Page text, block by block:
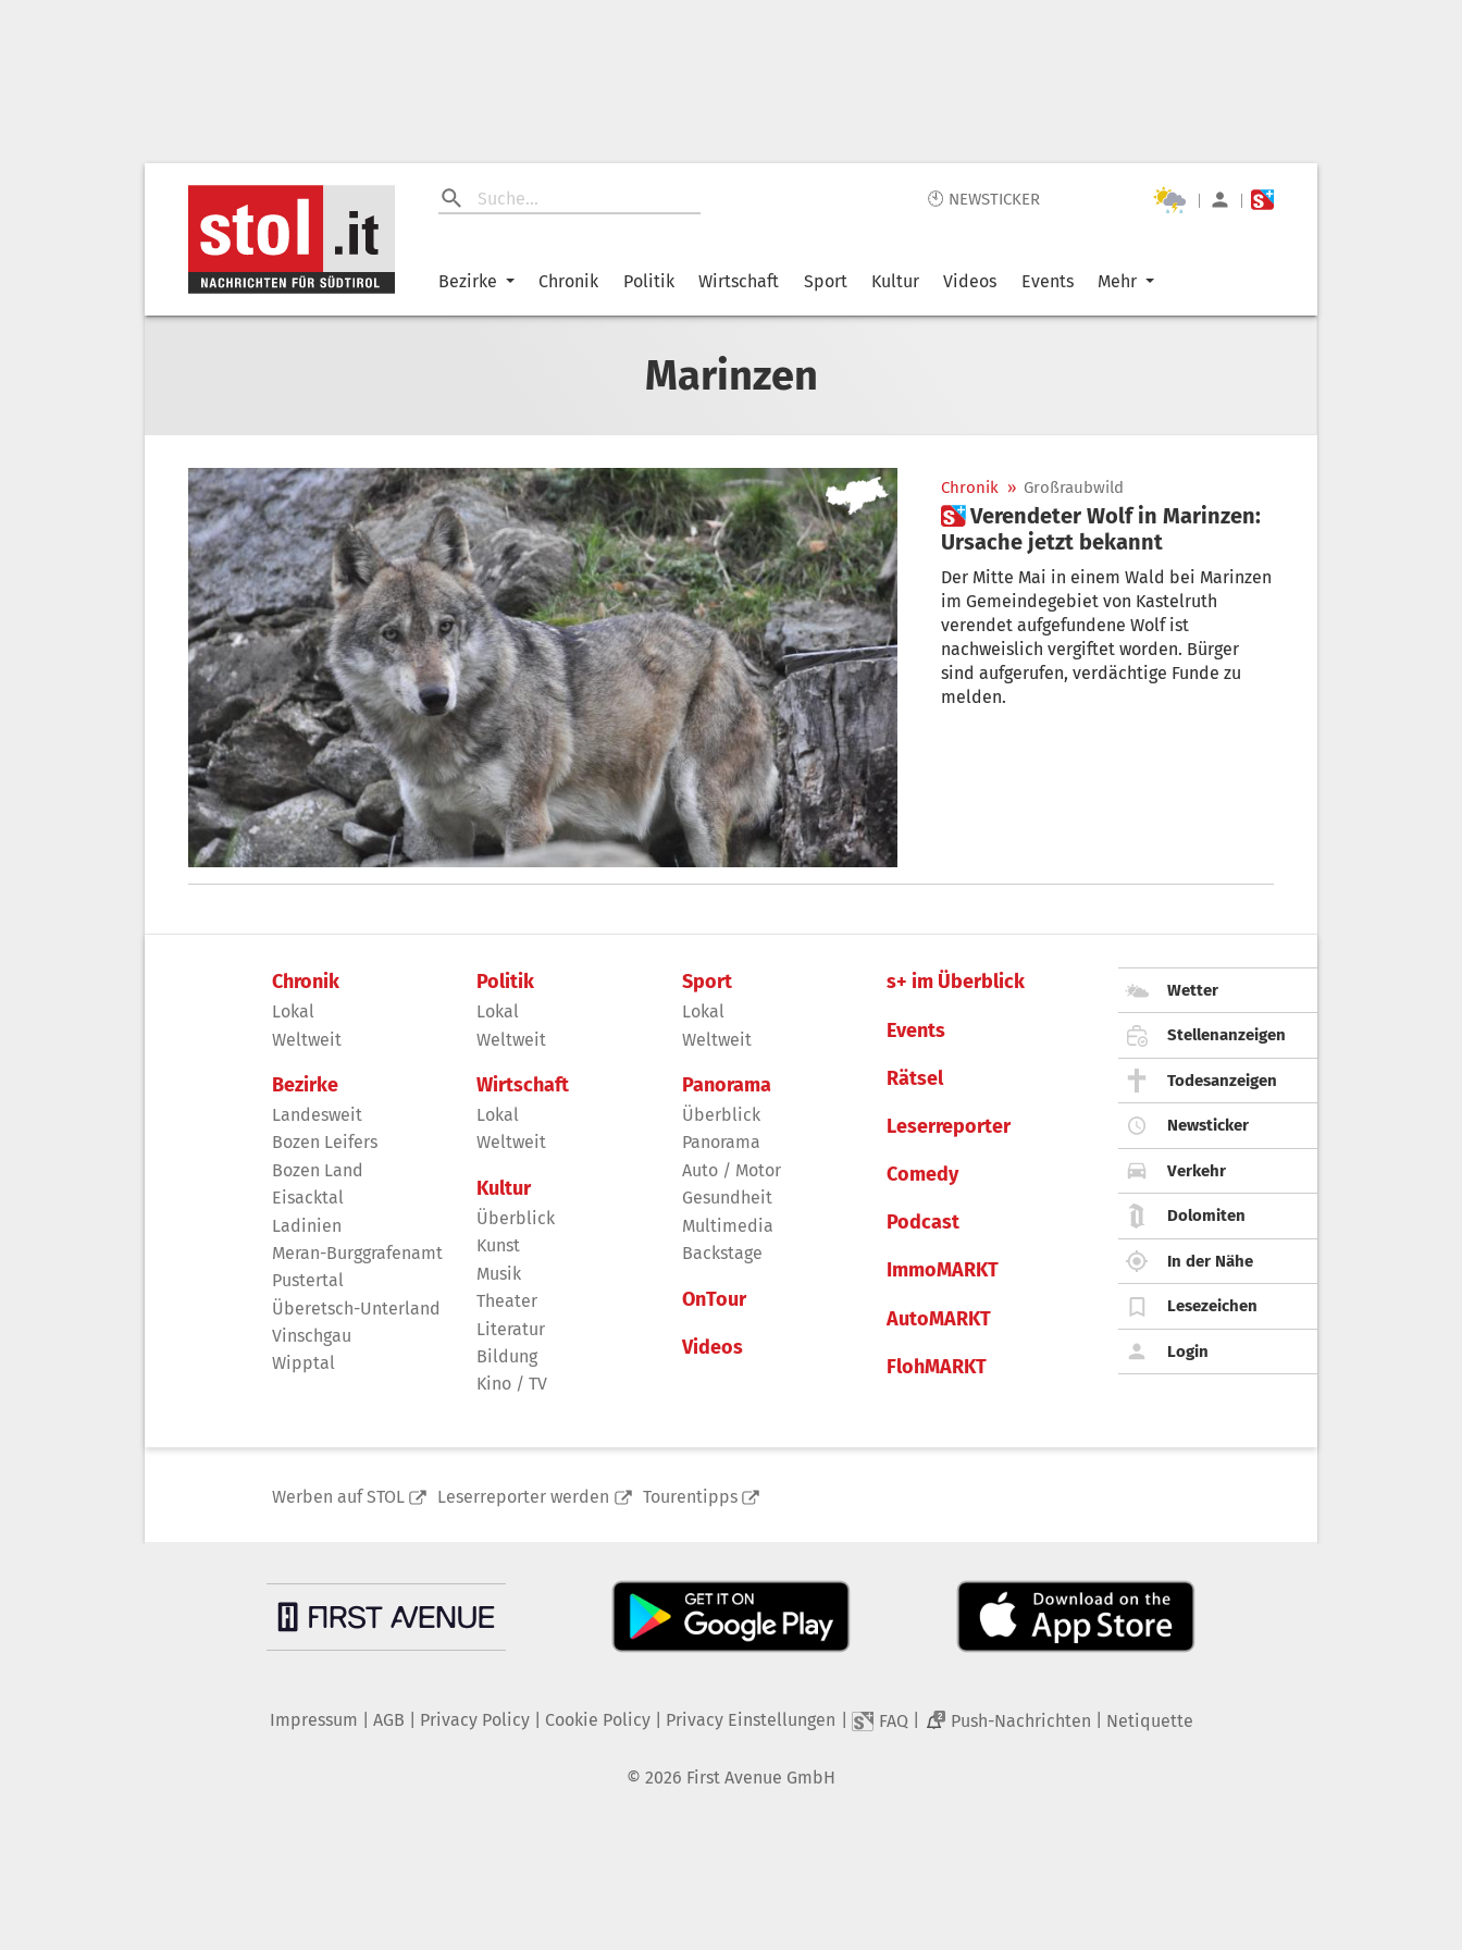
🕙 NEWSTICKER | |
Bezirke Chronik Politik Wirtschaft Sport Kultur Videos Events Mehr
Marinzen
Chronik » Großraubwild
 Verendeter Wolf in Marinzen:
Ursache jetzt bekannt
Der Mitte Mai in einem Wald bei Marinzen
im Gemeindegebiet von Kastelruth
verendet aufgefundene Wolf ist
nachweislich vergiftet worden. Bürger
sind aufgerufen, verdächtige Funde zu
melden.
Chronik
Lokal
Weltweit
Bezirke
Landesweit
Bozen Leifers
Bozen Land
Eisacktal
Ladinien
Meran-Burggrafenamt
Pustertal
Überetsch-Unterland
Vinschgau
Wipptal
Politik
Lokal
Weltweit
Wirtschaft
Lokal
Weltweit
Kultur
Überblick
Kunst
Musik
Theater
Literatur
Bildung
Kino / TV
Sport
Lokal
Weltweit
Panorama
Überblick
Panorama
Auto / Motor
Gesundheit
Multimedia
Backstage
OnTour
Videos
s+ im Überblick
Events
Rätsel
Leserreporter
Comedy
Podcast
ImmoMARKT
AutoMARKT
FlohMARKT
Wetter
Stellenanzeigen
Todesanzeigen
Newsticker
Verkehr
Dolomiten
In der Nähe
Lesezeichen
Login
Werben auf STOL Leserreporter werden Tourentipps
Impressum AGB Privacy Policy| Cookie Policy| Privacy Einstellungen FAQ 2 Push-Nachrichten Netiquette
© 2026 First Avenue GmbH